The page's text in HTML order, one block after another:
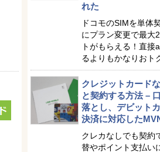
れた
ドコモのSIMを単体
にプラン変更で最大
トがもらえる！直接
るよりもかなりおト
クレジットカード
と契約する方法 –
落とし、デビット
決済に対応した
クレカなしでも契約
替やポイント支払い